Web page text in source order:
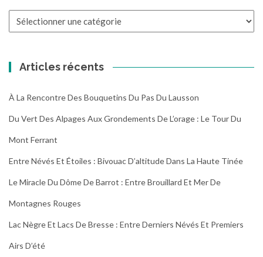
Articles récents
À La Rencontre Des Bouquetins Du Pas Du Lausson
Du Vert Des Alpages Aux Grondements De L’orage : Le Tour Du
Mont Ferrant
Entre Névés Et Étoiles : Bivouac D’altitude Dans La Haute Tinée
Le Miracle Du Dôme De Barrot : Entre Brouillard Et Mer De
Montagnes Rouges
Lac Nègre Et Lacs De Bresse : Entre Derniers Névés Et Premiers
Airs D’été